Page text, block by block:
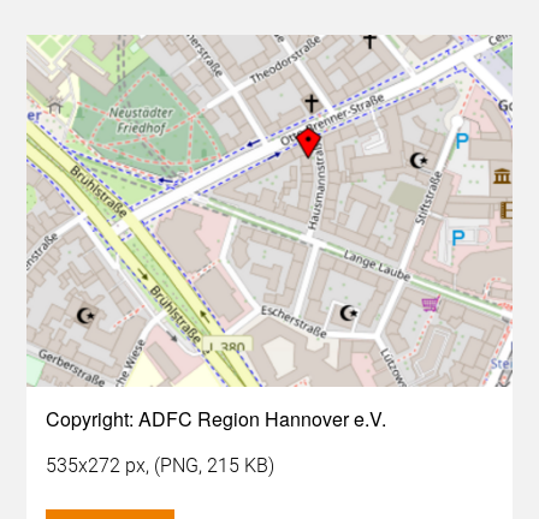
Copyright: ADFC Region Hannover e.V.
535x272 px, (PNG, 215 KB)